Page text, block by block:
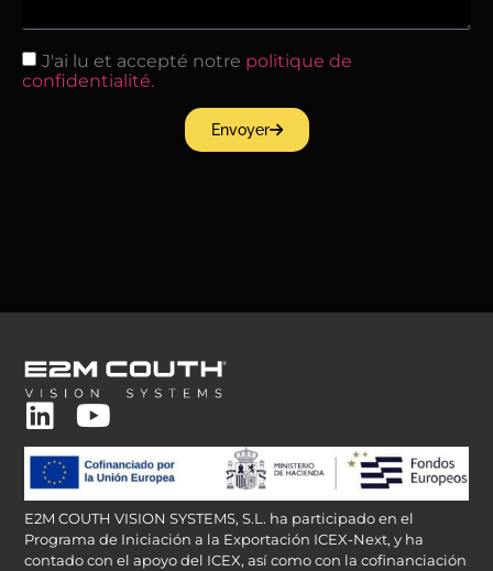
J'ai lu et accepté notre politique de
confidentialité.
Envoyer
E2M COUTH VISION SYSTEMS, S.L. ha participado en el
Programa de Iniciación a la Exportación ICEX-Next, y ha
contado con el apoyo del ICEX, así como con la cofinanciación